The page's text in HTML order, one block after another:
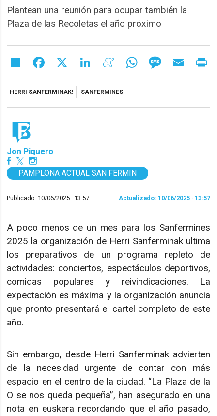
Plantean una reunión para ocupar también la
Plaza de las Recoletas el año próximo
Share Facebook LinkedIn MeneameWhatsAppMessageEmail
HERRI SANFERMINAK! SANFERMINES
Jon Piquero
PAMPLONA ACTUAL SAN FERMÍN
Publicado: 10/06/2025 · 13:57 Actualizado: 10/06/2025 · 13:57
A poco menos de un mes para los Sanfermines
2025 la organización de Herri Sanferminak ultima
los preparativos de un programa repleto de
actividades: conciertos, espectáculos deportivos,
comidas populares y reivindicaciones. La
expectación es máxima y la organización anuncia
que pronto presentará el cartel completo de este
año.
Sin embargo, desde Herri Sanferminak advierten
de la necesidad urgente de contar con más
espacio en el centro de la ciudad. “La Plaza de la
O se nos queda pequeña”, han asegurado en una
nota en euskera recordando que el año pasado,